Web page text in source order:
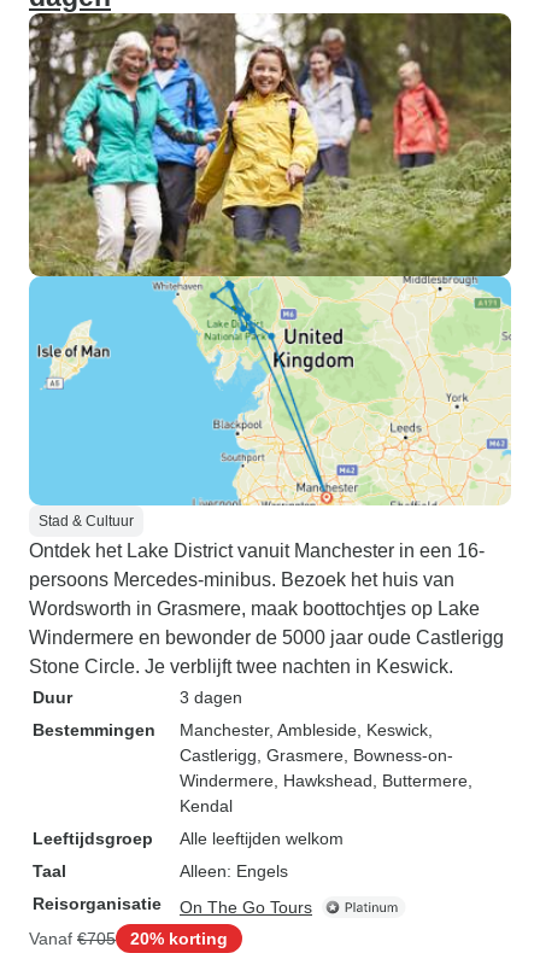
Stad & Cultuur
Ontdek het Lake District vanuit Manchester in een 16-
persoons Mercedes-minibus. Bezoek het huis van
Wordsworth in Grasmere, maak boottochtjes op Lake
Windermere en bewonder de 5000 jaar oude Castlerigg
Stone Circle. Je verblijft twee nachten in Keswick.
Duur
3 dagen
Bestemmingen
Manchester, Ambleside , Keswick
Castlerigg , Grasmere , Bowness-on-
Windermere , Hawkshead , Buttermere
Kendal
Leeftijdsgroep
Alle leeftijden welkom
Taal
Alleen: Engels
Reisorganisatie
On The Go Tours
Vanaf €705 20% korting